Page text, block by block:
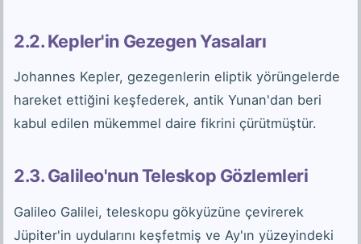
2.2. Kepler'in Gezegen Yasaları
Johannes Kepler, gezegenlerin eliptik yörüngelerde
hareket ettiğini keşfederek, antik Yunan'dan beri
kabul edilen mükemmel daire fikrini çürütmüştür.
2.3. Galileo'nun Teleskop Gözlemleri
Galileo Galilei, teleskopu gökyüzüne çevirerek
Jüpiter'in uydularını keşfetmiş ve Ay'ın yüzeyindeki